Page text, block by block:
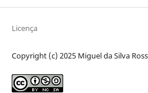
Licença
Copyright (c) 2025 Miguel da Silva